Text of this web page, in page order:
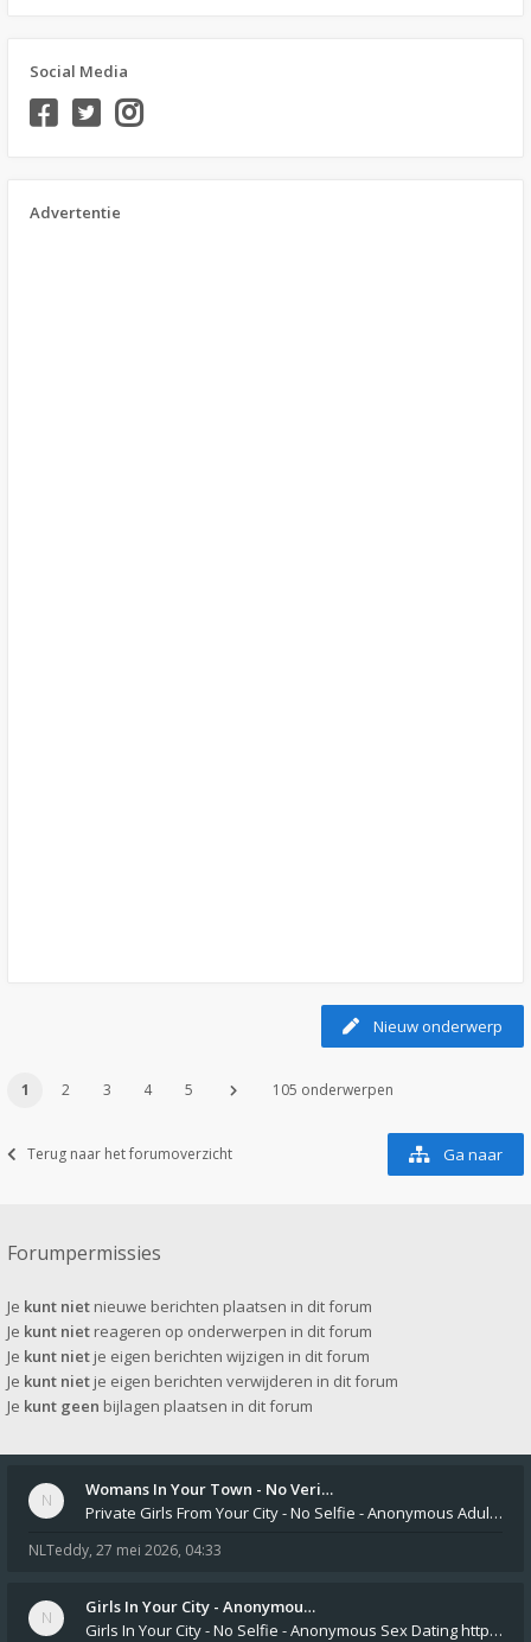
Social Media
Advertentie
Nieuw onderwerp
1 2 3 4 5 105 onderwerpen
Terug naar het forumoverzicht Ga naar
Forumpermissies
Je kunt niet nieuwe berichten plaatsen in dit forum
Je kunt niet reageren op onderwerpen in dit forum
Je kunt niet je eigen berichten wijzigen in dit forum
Je kunt niet je eigen berichten verwijderen in dit forum
Je kunt geen bijlagen plaatsen in dit forum
Womans In Your Town - No Veri…
Private Girls From Your City - No Selfie - Anonymous Adult Dating https://privatedates.live Private Girls In Your
NLTeddy, 27 mei 2026, 04:33
Girls In Your City - Anonymou…
Girls In Your City - No Selfie - Anonymous Sex Dating https://SecretPrivat.com Womens In Your Town - Anonymous S